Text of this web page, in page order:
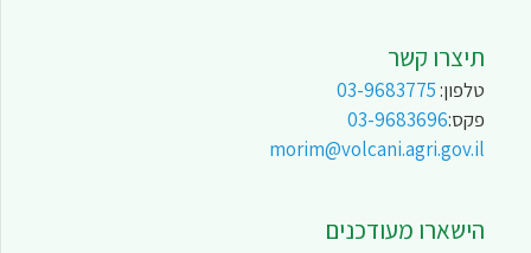
תיצרו קשר
טלפון:03-9683775
פקס:03-9683696
morim@volcani.agri.gov.il
הישארו מעודכנים